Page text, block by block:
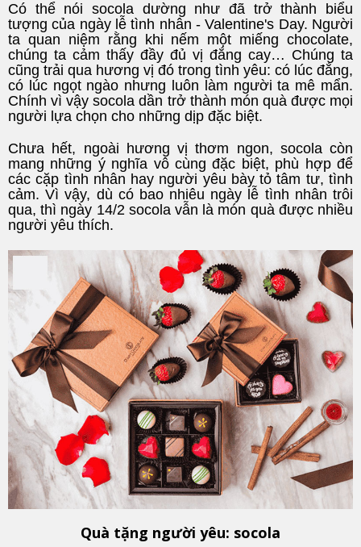
Có thể nói socola dường như đã trở thành biểu
tượng của ngày lễ tình nhân - Valentine's Day. Người
ta quan niệm rằng khi nếm một miếng chocolate,
chúng ta cảm thấy đầy đủ vị đắng cay… Chúng ta
cũng trải qua hương vị đó trong tình yêu: có lúc đắng,
có lúc ngọt ngào nhưng luôn làm người ta mê mẩn.
Chính vì vậy socola dần trở thành món quà được mọi
người lựa chọn cho những dịp đặc biệt.
Chưa hết, ngoài hương vị thơm ngon, socola còn
mang những ý nghĩa vô cùng đặc biệt, phù hợp để
các cặp tình nhân hay người yêu bày tỏ tâm tư, tình
cảm. Vì vậy, dù có bao nhiêu ngày lễ tình nhân trôi
qua, thì ngày 14/2 socola vẫn là món quà được nhiều
người yêu thích.
Quà tặng người yêu: socola